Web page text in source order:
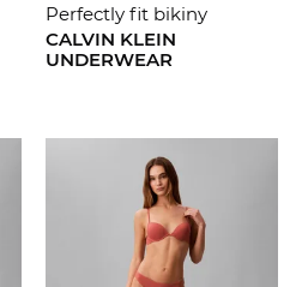
Perfectly fit bikiny
CALVIN KLEIN
UNDERWEAR